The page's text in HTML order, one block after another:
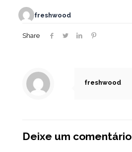
freshwood
Share
freshwood
Deixe um comentário